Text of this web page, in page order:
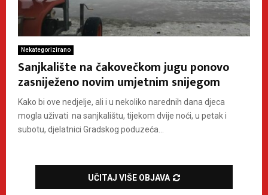
Nekategorizirano
Sanjkalište na čakovečkom jugu ponovo
zasniježeno novim umjetnim snijegom
Kako bi ove nedjelje, ali i u nekoliko narednih dana djeca
mogla uživati na sanjkalištu, tijekom dvije noći, u petak i
subotu, djelatnici Gradskog poduzeća...
UČITAJ VIŠE OBJAVA